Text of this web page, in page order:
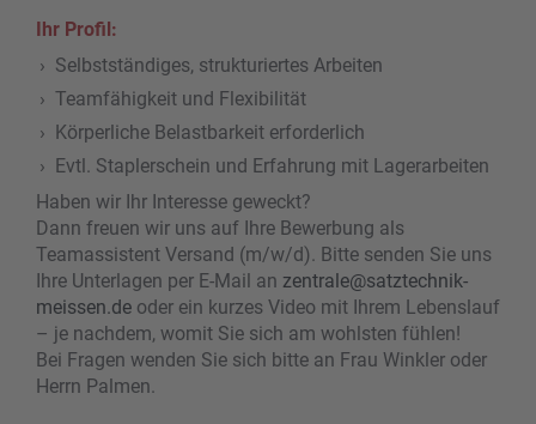
Ihr Profil:
Selbstständiges, strukturiertes Arbeiten
Teamfähigkeit und Flexibilität
Körperliche Belastbarkeit erforderlich
Evtl. Staplerschein und Erfahrung mit Lagerarbeiten
Haben wir Ihr Interesse geweckt?
Dann freuen wir uns auf Ihre Bewerbung als
Teamassistent Versand (m/w/d). Bitte senden Sie uns
Ihre Unterlagen per E-Mail an zentrale@satztechnik-
meissen.de oder ein kurzes Video mit Ihrem Lebenslauf
– je nachdem, womit Sie sich am wohlsten fühlen!
Bei Fragen wenden Sie sich bitte an Frau Winkler oder
Herrn Palmen.